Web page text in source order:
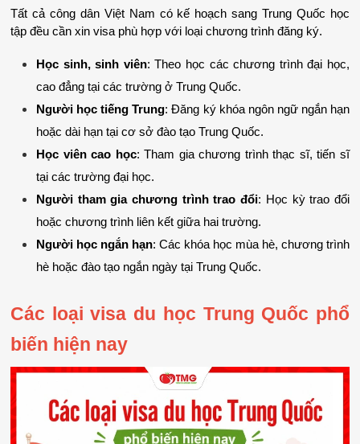
Tất cả công dân Việt Nam có kế hoạch sang Trung Quốc học
tập đều cần xin visa phù hợp với loại chương trình đăng ký.
Học sinh, sinh viên: Theo học các chương trình đại học,
cao đẳng tại các trường ở Trung Quốc.
Người học tiếng Trung: Đăng ký khóa ngôn ngữ ngắn hạn
hoặc dài hạn tại cơ sở đào tạo Trung Quốc.
Học viên cao học: Tham gia chương trình thạc sĩ, tiến sĩ
tại các trường đại học.
Người tham gia chương trình trao đổi: Học kỳ trao đổi
hoặc chương trình liên kết giữa hai trường.
Người học ngắn hạn: Các khóa học mùa hè, chương trình
hè hoặc đào tạo ngắn ngày tại Trung Quốc.
Các loại visa du học Trung Quốc phổ
biến hiện nay